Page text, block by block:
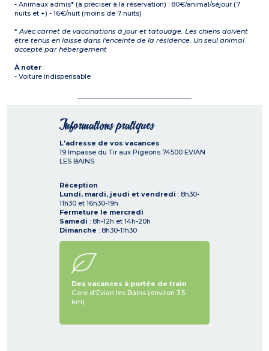
- Animaux admis* (à préciser à la réservation) : 80€/animal/séjour (7
nuits et +) - 16€/nuit (moins de 7 nuits)
*Avec carnet de vaccinations à jour et tatouage. Les chiens doivent
être tenus en laisse dans l'enceinte de la résidence. Un seul animal
accepté par hébergement
À noter :
- Voiture indispensable
Informations pratiques
L'adresse de vos vacances
19 Impasse du Tir aux Pigeons 74500 EVIAN
LES BAINS
Réception
Lundi, mardi, jeudi et vendredi : 8h30-
11h30 et 16h30-19h
Fermeture le mercredi
Samedi : 8h-12h et 14h-20h
Dimanche : 8h30-11h30
Des vacances à portée de train
Gare d'Evian les Bains (environ 3.5
km).